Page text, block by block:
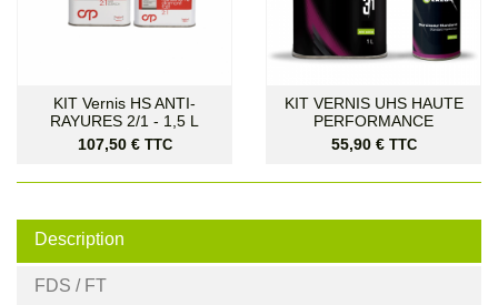
KIT Vernis HS ANTI-
RAYURES 2/1 - 1,5 L
Prix
107,50 € TTC
KIT VERNIS UHS HAUTE
PERFORMANCE
Prix
55,90 € TTC
Description
FDS / FT